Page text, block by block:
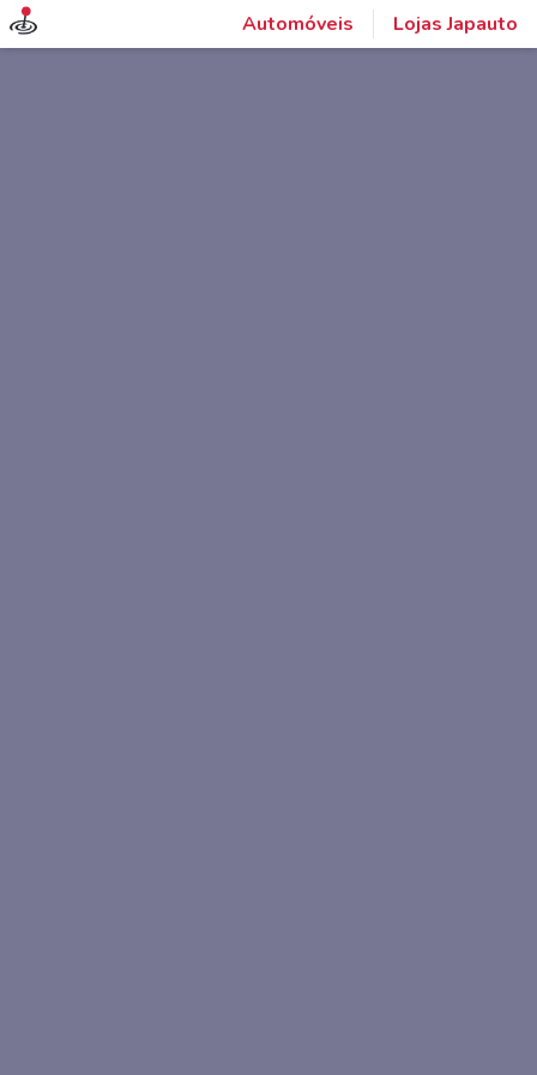
Automóveis Lojas Japauto